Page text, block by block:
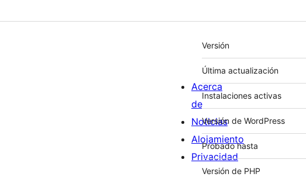
Meta
Versión
Última actualización
Instalaciones activas
Versión de WordPress
Probado hasta
Versión de PHP
Acerca
de
Noticias
Alojamiento
Privacidad